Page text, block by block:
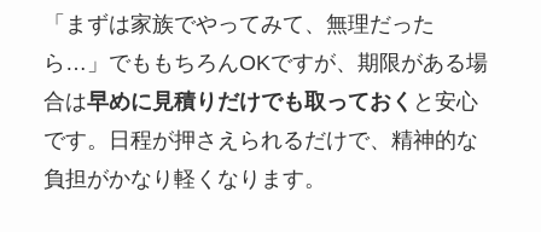
「まずは家族でやってみて、無理だった
ら…」でももちろんOKですが、期限がある場
合は早めに見積りだけでも取っておく と安心
です。日程が押さえられるだけで、精神的な
負担がかなり軽くなります。